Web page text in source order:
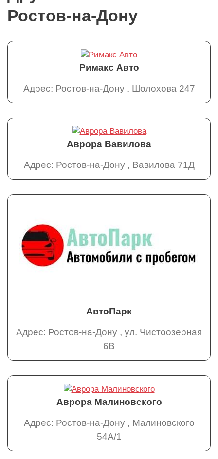
Ростов-на-Дону
Римакс Авто
Адрес: Ростов-на-Дону , Шолохова 247
Аврора Вавилова
Адрес: Ростов-на-Дону , Вавилова 71Д
АвтоПарк
Адрес: Ростов-на-Дону , ул. Чистоозерная
6В
Аврора Малиновского
Адрес: Ростов-на-Дону , Малиновского
54А/1